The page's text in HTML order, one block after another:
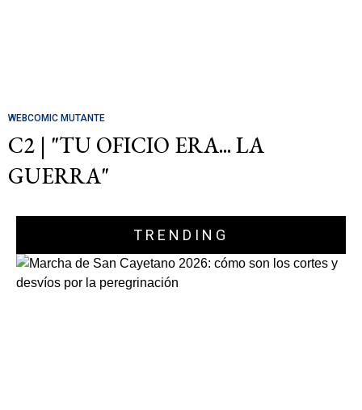
WEBCOMIC MUTANTE
C2 | "TU OFICIO ERA... LA
GUERRA"
TRENDING